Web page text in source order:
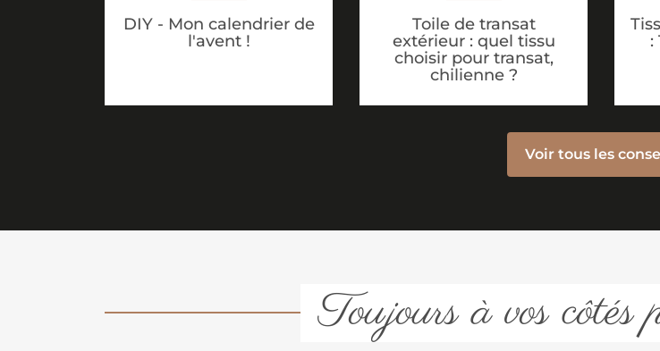
DIY - Mon calendrier de
l'avent !
Toile de transat
extérieur : quel tissu
choisir pour transat,
chilienne ?
:
Voir tous les
Toujours à vos côtés